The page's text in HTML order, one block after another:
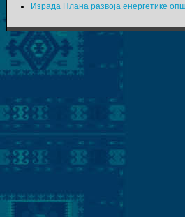
Израда Плана развоја енергетике